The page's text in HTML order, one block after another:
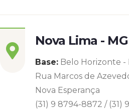
Nova Lima - MG
Base: Belo Horizonte -
Rua Marcos de
Nova Esperança
(31) 9 8794-8872 / (31)